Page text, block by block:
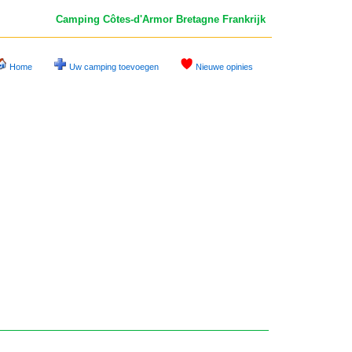
Camping Côtes-d'Armor Bretagne Frankrijk
Home Uw camping toevoegen Nieuwe opinies